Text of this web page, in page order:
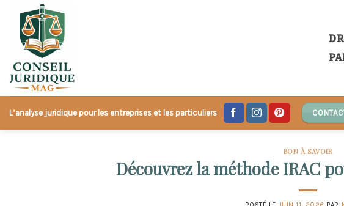
content
L’analyse juridique pour les entreprises et les particuliers
BON À SAVOIR
Découvrez la méthode IRAC